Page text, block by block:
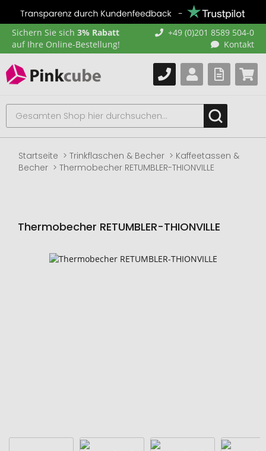
Sichern Sie sich 3% Rabatt
auf Ihre Online-Bestellung!
+49 (0)201 8589 504-0
Kontakt
Startseite Trinkflaschen & Becher
Kaffeetassen &
Becher
Thermobecher RETUMBLER-THIONVILLE
Thermobecher RETUMBLER-THIONVILLE